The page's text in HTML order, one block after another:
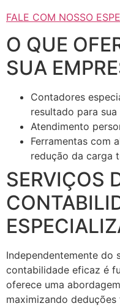
FALE COM NOSSO
O QUE
SUA
Contadores
resultado para sua
Atendimento
Ferramentas com
redução da carga
SERVIÇOS
Independentemente do
contabilidade eficaz é
oferece uma
maximizando deduções